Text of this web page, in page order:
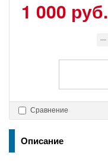
1 000 руб.
Сравнение
Описание